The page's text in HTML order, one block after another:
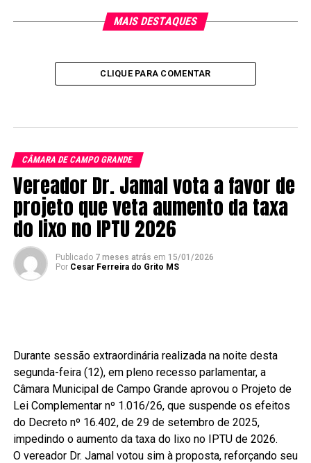
MAIS DESTAQUES
CLIQUE PARA COMENTAR
CÂMARA DE CAMPO GRANDE
Vereador Dr. Jamal vota a favor de
projeto que veta aumento da taxa
do lixo no IPTU 2026
Publicado 7 meses atrás em 15/01/2026
Por Cesar Ferreira do Grito MS
Durante sessão extraordinária realizada na noite desta
segunda-feira (12), em pleno recesso parlamentar, a
Câmara Municipal de Campo Grande aprovou o Projeto de
Lei Complementar nº 1.016/26, que suspende os efeitos
do Decreto nº 16.402, de 29 de setembro de 2025,
impedindo o aumento da taxa do lixo no IPTU de 2026.
O vereador Dr. Jamal votou sim à proposta, reforçando seu